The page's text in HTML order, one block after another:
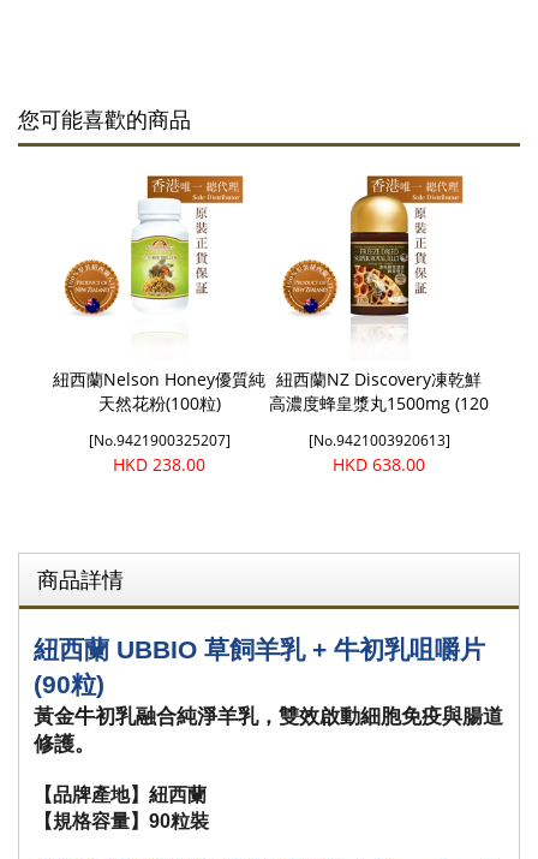
您可能喜歡的商品
紐西蘭Nelson Honey優質純
天然花粉(100粒)
[No.9421900325207]
HKD 238.00
紐西蘭NZ Discovery凍乾鮮
高濃度蜂皇漿丸1500mg (120
[No.9421003920613]
HKD 638.00
商品詳情
紐西蘭 UBBIO 草飼羊乳 + 牛初乳咀嚼片
(90粒)
黃金牛初乳融合純淨羊乳，雙效啟動細胞免疫與腸道
修護。
【品牌產地】紐西蘭
【規格容量】90粒裝